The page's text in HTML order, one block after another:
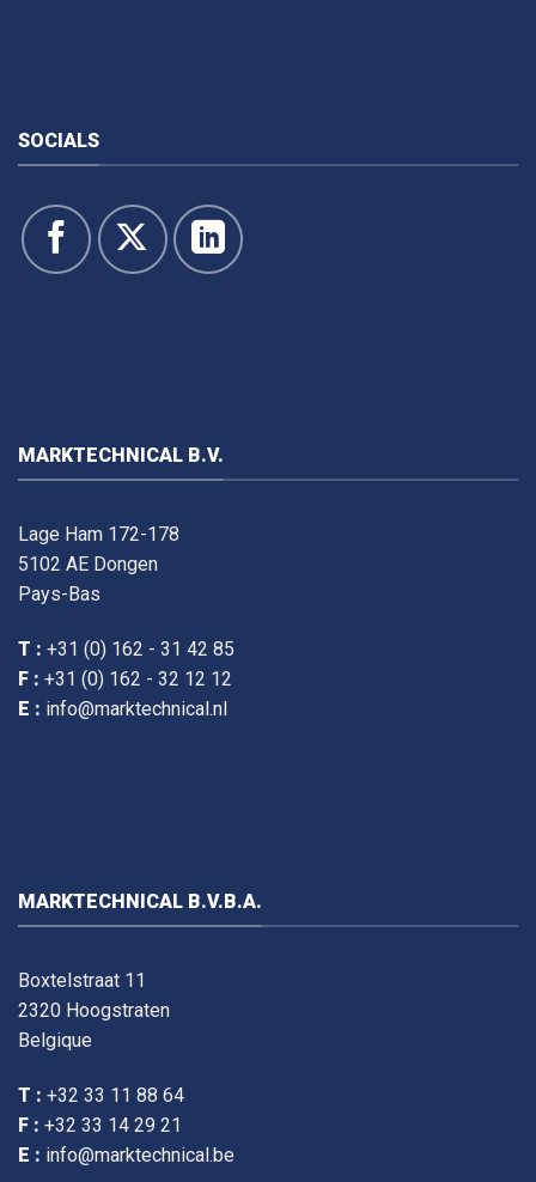
SOCIALS
MARKTECHNICAL B.V.
Lage Ham 172-178
5102 AE Dongen
Pays-Bas
T : +31 (0) 162 - 31 42 85
F : +31 (0) 162 - 32 12 12
E : info@marktechnical.nl
MARKTECHNICAL B.V.B.A.
Boxtelstraat 11
2320 Hoogstraten
Belgique
T : +32 33 11 88 64
F : +32 33 14 29 21
E : info@marktechnical.be